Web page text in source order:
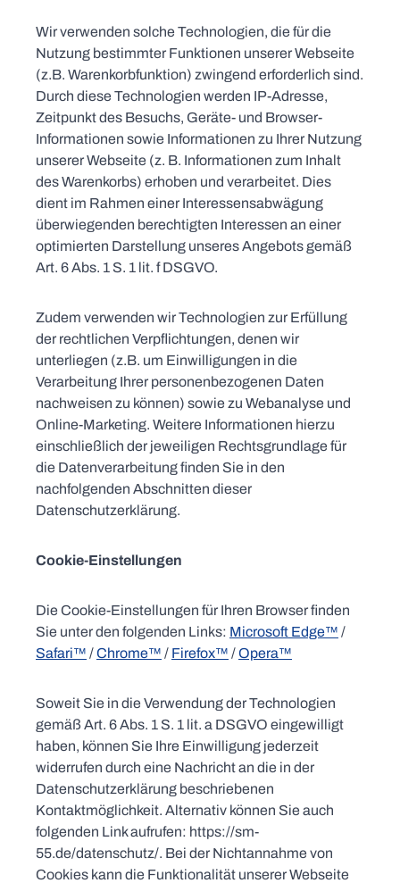
Wir verwenden solche Technologien, die für die
Nutzung bestimmter Funktionen unserer Webseite
(z.B. Warenkorbfunktion) zwingend erforderlich sind.
Durch diese Technologien werden IP-Adresse,
Zeitpunkt des Besuchs, Geräte- und Browser-
Informationen sowie Informationen zu Ihrer Nutzung
unserer Webseite (z. B. Informationen zum Inhalt
des Warenkorbs) erhoben und verarbeitet. Dies
dient im Rahmen einer Interessensabwägung
überwiegenden berechtigten Interessen an einer
optimierten Darstellung unseres Angebots gemäß
Art. 6 Abs. 1 S. 1 lit. f DSGVO.
Zudem verwenden wir Technologien zur Erfüllung
der rechtlichen Verpflichtungen, denen wir
unterliegen (z.B. um Einwilligungen in die
Verarbeitung Ihrer personenbezogenen Daten
nachweisen zu können) sowie zu Webanalyse und
Online-Marketing. Weitere Informationen hierzu
einschließlich der jeweiligen Rechtsgrundlage für
die Datenverarbeitung finden Sie in den
nachfolgenden Abschnitten dieser
Datenschutzerklärung.
Cookie-Einstellungen
Die Cookie-Einstellungen für Ihren Browser finden
Sie unter den folgenden Links: Microsoft Edge™ /
Safari™ /Chrome™ / Firefox™ /Opera™
Soweit Sie in die Verwendung der Technologien
gemäß Art. 6 Abs. 1 S. 1 lit. a DSGVO eingewilligt
haben, können Sie Ihre Einwilligung jederzeit
widerrufen durch eine Nachricht an die in der
Datenschutzerklärung beschriebenen
Kontaktmöglichkeit. Alternativ können Sie auch
folgenden Link aufrufen: https://sm-
55.de/datenschutz/. Bei der Nichtannahme von
Cookies kann die Funktionalität unserer Webseite